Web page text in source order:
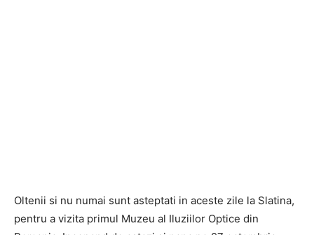
Oltenii si nu numai sunt asteptati in aceste zile la Slatina,
pentru a vizita primul Muzeu al Iluziilor Optice din